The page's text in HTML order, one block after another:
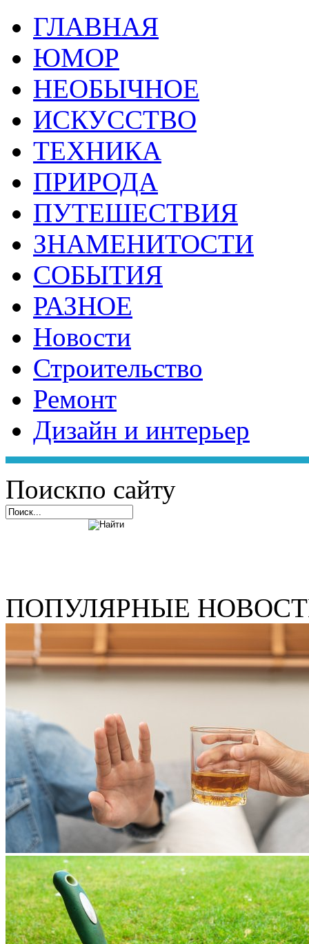
ГЛАВНАЯ
ЮМОР
НЕОБЫЧНОЕ
ИСКУССТВО
ТЕХНИКА
ПРИРОДА
ПУТЕШЕСТВИЯ
ЗНАМЕНИТОСТИ
СОБЫТИЯ
РАЗНОЕ
Новости
Строительство
Ремонт
Дизайн и интерьер
Поискпо сайту
ПОПУЛЯРНЫЕ